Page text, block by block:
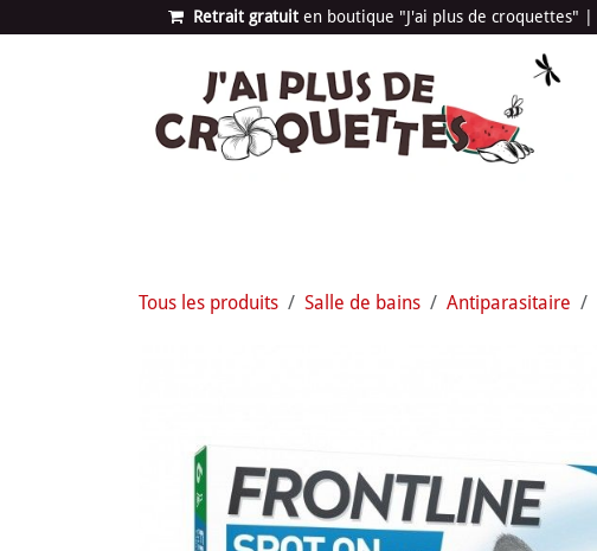
Se rendre au contenu Retrait gratuit en bou​​​​​​tique "J'ai plus de croquettes"
Tous les produits Salle de bains Antiparasitaire